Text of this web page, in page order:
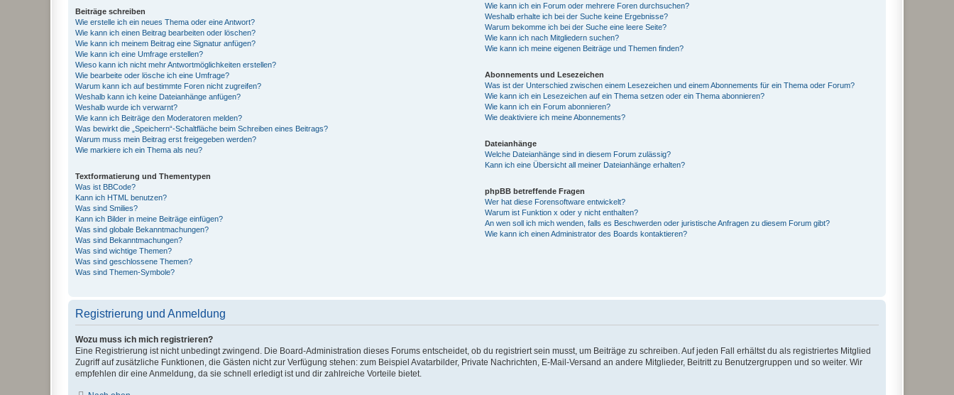
Beiträge schreiben
Wie erstelle ich ein neues Thema oder eine Antwort?
Wie kann ich einen Beitrag bearbeiten oder löschen?
Wie kann ich meinem Beitrag eine Signatur anfügen?
Wie kann ich eine Umfrage erstellen?
Wieso kann ich nicht mehr Antwortmöglichkeiten erstellen?
Wie bearbeite oder lösche ich eine Umfrage?
Warum kann ich auf bestimmte Foren nicht zugreifen?
Weshalb kann ich keine Dateianhänge anfügen?
Weshalb wurde ich verwarnt?
Wie kann ich Beiträge den Moderatoren melden?
Was bewirkt die „Speichern“-Schaltfläche beim Schreiben eines Beitrags?
Warum muss mein Beitrag erst freigegeben werden?
Wie markiere ich ein Thema als neu?
Textformatierung und Thementypen
Was ist BBCode?
Kann ich HTML benutzen?
Was sind Smilies?
Kann ich Bilder in meine Beiträge einfügen?
Was sind globale Bekanntmachungen?
Was sind Bekanntmachungen?
Was sind wichtige Themen?
Was sind geschlossene Themen?
Was sind Themen-Symbole?
Wie kann ich ein Forum oder mehrere Foren durchsuchen?
Weshalb erhalte ich bei der Suche keine Ergebnisse?
Warum bekomme ich bei der Suche eine leere Seite?
Wie kann ich nach Mitgliedern suchen?
Wie kann ich meine eigenen Beiträge und Themen finden?
Abonnements und Lesezeichen
Was ist der Unterschied zwischen einem Lesezeichen und einem Abonnements für ein Thema oder Forum?
Wie kann ich ein Lesezeichen auf ein Thema setzen oder ein Thema abonnieren?
Wie kann ich ein Forum abonnieren?
Wie deaktiviere ich meine Abonnements?
Dateianhänge
Welche Dateianhänge sind in diesem Forum zulässig?
Kann ich eine Übersicht all meiner Dateianhänge erhalten?
phpBB betreffende Fragen
Wer hat diese Forensoftware entwickelt?
Warum ist Funktion x oder y nicht enthalten?
An wen soll ich mich wenden, falls es Beschwerden oder juristische Anfragen zu diesem Forum gibt?
Wie kann ich einen Administrator des Boards kontaktieren?
Registrierung und Anmeldung
Wozu muss ich mich registrieren?
Eine Registrierung ist nicht unbedingt zwingend. Die Board-Administration dieses Forums entscheidet, ob du registriert sein musst, um Beiträge zu schreiben. Auf jeden Fall erhältst du als registriertes Mitglied
Zugriff auf zusätzliche Funktionen, die Gästen nicht zur Verfügung stehen: zum Beispiel Avatarbilder, Private Nachrichten, E-Mail-Versand an andere Mitglieder, Beitritt zu Benutzergruppen und so weiter. Wir
empfehlen dir eine Anmeldung, da sie schnell erledigt ist und dir zahlreiche Vorteile bietet.